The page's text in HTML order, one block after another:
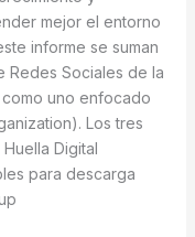
mejor el entorno
informe se suman
Redes Sociales de la
uno enfocado
Los tres
Digital
para descarga